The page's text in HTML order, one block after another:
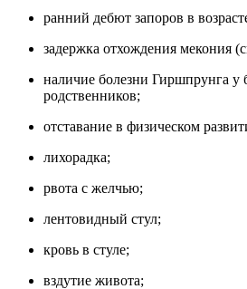
ранний дебют запоров в
задержка отхождения мекония
наличие болезни Гиршпрунга
родственников;
отставание в физическом
лихорадка;
рвота с желчью;
лентовидный стул;
кровь в стуле;
вздутие живота;